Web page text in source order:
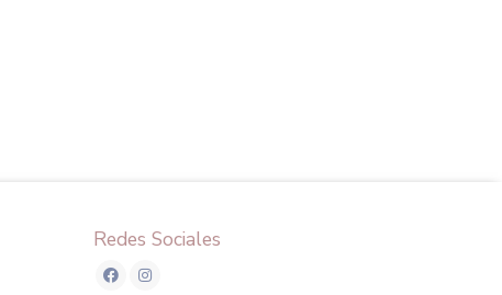
Redes Sociales